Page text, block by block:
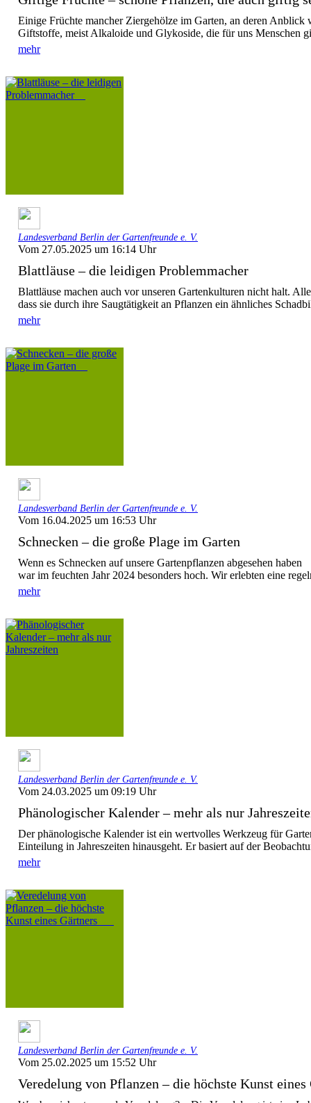
Einige Früchte mancher Ziergehölze im Garten, an deren Anblick
Giftstoffe, meist Alkaloide und Glykoside, die für uns Menschen
mehr
Landesverband Berlin der Gartenfreunde e. V.
Vom 27.05.2025 um 16:14 Uhr
Blattläuse – die leidigen Problemmacher
Blattläuse machen auch vor unseren Gartenkulturen nicht halt.
dass sie durch ihre Saugtätigkeit an Pflanzen ein ähnliches
mehr
Landesverband Berlin der Gartenfreunde e. V.
Vom 16.04.2025 um 16:53 Uhr
Schnecken – die große Plage im Garten
Wenn es Schnecken auf unsere Gartenpflanzen abgesehen
war im feuchten Jahr 2024 besonders hoch. Wir erlebten eine
mehr
Landesverband Berlin der Gartenfreunde e. V.
Vom 24.03.2025 um 09:19 Uhr
Phänologischer Kalender – mehr als nur
Der phänologische Kalender ist ein wertvolles Werkzeug für
Einteilung in Jahreszeiten hinausgeht. Er basiert auf der
mehr
Landesverband Berlin der Gartenfreunde e. V.
Vom 25.02.2025 um 15:52 Uhr
Veredelung von Pflanzen – die höchste Kunst eines